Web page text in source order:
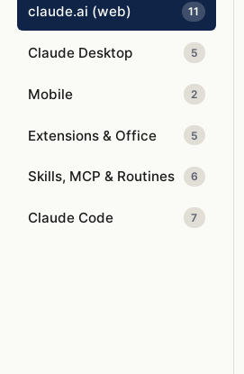
claude.ai (web) 11
Claude Desktop 5
Mobile 2
Extensions & Office 5
Skills, MCP & Routines 6
Claude Code 7